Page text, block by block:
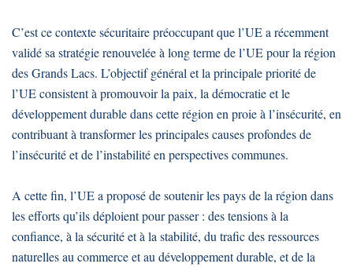
C’est ce contexte sécuritaire préoccupant que l’UE a récemment
validé sa stratégie renouvelée à long terme de l’UE pour la région
des Grands Lacs. L’objectif général et la principale priorité de
l’UE consistent à promouvoir la paix, la démocratie et le
développement durable dans cette région en proie à l’insécurité, en
contribuant à transformer les principales causes profondes de
l’insécurité et de l’instabilité en perspectives communes.
A cette fin, l’UE a proposé de soutenir les pays de la région dans
les efforts qu’ils déploient pour passer : des tensions à la
confiance, à la sécurité et à la stabilité, du trafic des ressources
naturelles au commerce et au développement durable, et de la